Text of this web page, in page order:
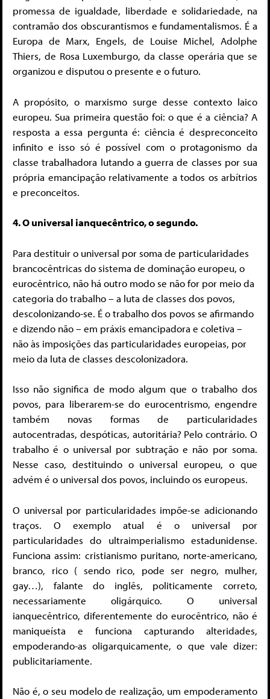
promessa de igualdade, liberdade e solidariedade, na
contramão dos obscurantismos e fundamentalismos. É a
Europa de Marx, Engels, de Louise Michel, Adolphe
Thiers, de Rosa Luxemburgo, da classe operária que se
organizou e disputou o presente e o futuro.
A propósito, o marxismo surge desse contexto laico
europeu. Sua primeira questão foi: o que é a ciência? A
resposta a essa pergunta é: ciência é despreconceito
infinito e isso só é possível com o protagonismo da
classe trabalhadora lutando a guerra de classes por sua
própria emancipação relativamente a todos os arbítrios
e preconceitos.
4. O universal ianquecêntrico, o segundo.
Para destituir o universal por soma de particularidades
brancocêntricas do sistema de dominação europeu, o
eurocêntrico, não há outro modo se não for por meio da
categoria do trabalho – a luta de classes dos povos,
descolonizando-se. É o trabalho dos povos se afirmando
e dizendo não – em práxis emancipadora e coletiva –
não às imposições das particularidades europeias, por
meio da luta de classes descolonizadora.
Isso não significa de modo algum que o trabalho dos
povos, para liberarem-se do eurocentrismo, engendre
também novas formas de particularidades
autocentradas, despóticas, autoritária? Pelo contrário. O
trabalho é o universal por subtração e não por soma.
Nesse caso, destituindo o universal europeu, o que
advém é o universal dos povos, incluindo os europeus.
O universal por particularidades impõe-se adicionando
traços. O exemplo atual é o universal por
particularidades do ultraimperialismo estadunidense.
Funciona assim: cristianismo puritano, norte-americano,
branco, rico ( sendo rico, pode ser negro, mulher,
gay…), falante do inglês, politicamente correto,
necessariamente oligárquico. O universal
ianquecêntrico, diferentemente do eurocêntrico, não é
maniqueísta e funciona capturando alteridades,
empoderando-as oligarquicamente, o que vale dizer:
publicitariamente.
Não é, o seu modelo de realização, um empoderamento